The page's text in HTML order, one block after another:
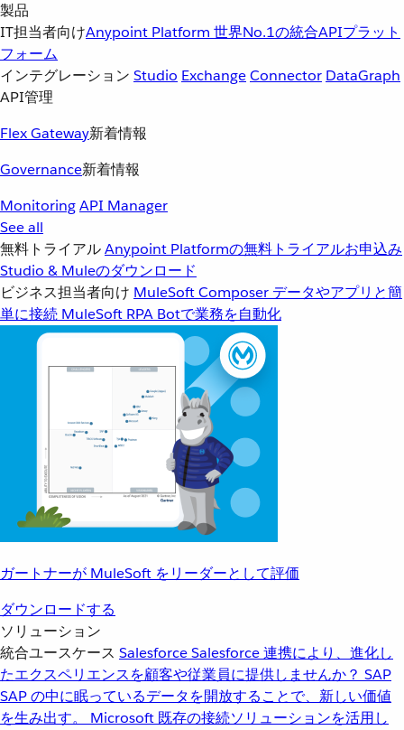
製品
IT担当者向けAnypoint Platform 世界No.1の統合APIプラット
フォーム
インテグレーション Studio ExchangeConnector DataGraph
API管理
Flex Gateway新着情報
Governance新着情報
MonitoringAPI Manager
See all
無料トライアルAnypoint Platformの無料トライアルお申込み
Studio & Muleのダウンロード
ビジネス担当者向け MuleSoft Composer データやアプリと簡
単に接続 MuleSoft RPA Botで業務を自動化
ガートナーが MuleSoft をリーダーとして評価
ダウンロードする
ソリューション
統合ユースケース SalesforceSalesforce 連携により、進化し
たエクスペリエンスを顧客や従業員に提供しませんか？ SAP
SAP の中に眠っているデータを開放することで、新しい価値
を生み出す。
Microsoft 既存の接続ソリューションを活用し